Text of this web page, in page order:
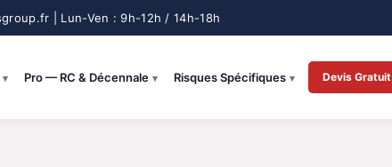
Pro — RC & Décennale Risques Spécifiques Devis Gratuit